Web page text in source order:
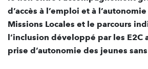
d’accès à l’emploi et à
Missions Locales et le parcours
l’inclusion développé par les E2C
prise d’autonomie des jeunes